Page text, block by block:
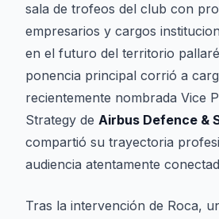
sala de trofeos del club con
empresarios y cargos
en el futuro del territorio
ponencia principal corrió a
recientemente nombrada Vice
Strategy de Airbus Defence &
compartió su trayectoria
audiencia atentamente
Tras la intervención de Roca,